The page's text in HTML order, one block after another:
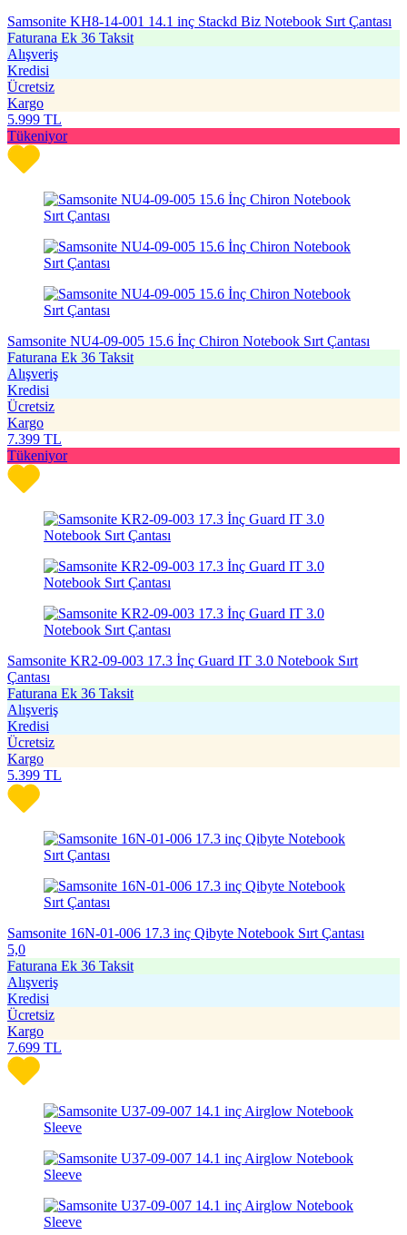
Samsonite KH8-14-001 14.1 inç Stackd Biz Notebook Sırt Çantası
Faturana Ek 36 Taksit
Alışveriş
Kredisi
Ücretsiz
Kargo
5.999 TL
Tükeniyor
Samsonite NU4-09-005 15.6 İnç Chiron Notebook Sırt Çantası
Faturana Ek 36 Taksit
Alışveriş
Kredisi
Ücretsiz
Kargo
7.399 TL
Tükeniyor
Samsonite KR2-09-003 17.3 İnç Guard IT 3.0 Notebook Sırt
Çantası
Faturana Ek 36 Taksit
Alışveriş
Kredisi
Ücretsiz
Kargo
5.399 TL
Samsonite 16N-01-006 17.3 inç Qibyte Notebook Sırt Çantası
5,0
Faturana Ek 36 Taksit
Alışveriş
Kredisi
Ücretsiz
Kargo
7.699 TL